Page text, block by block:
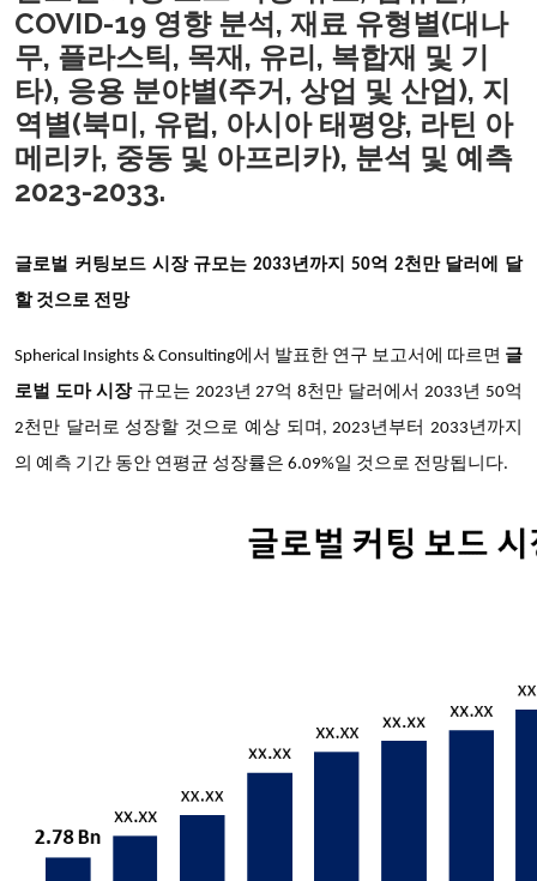
COVID-19 영향 분석, 재료 유형별(대나
무, 플라스틱, 목재, 유리, 복합재 및 기
타), 응용 분야별(주거, 상업 및 산업), 지
역별(북미, 유럽, 아시아 태평양, 라틴 아
메리카, 중동 및 아프리카), 분석 및 예측
2023-2033.
글로벌 커팅보드 시장 규모는 2033년까지 50억 2천만 달러에 달
할 것으로 전망
Spherical Insights & Consulting에서 발표한 연구 보고서에 따르면 글
로벌 도마 시장 규모는 2023년 27억 8천만 달러에서 2033년 50억
2천만 달러로 성장할 것으로 예상 되며, 2023년부터 2033년까지
의 예측 기간 동안 연평균 성장률은 6.09%일 것으로 전망됩니다.